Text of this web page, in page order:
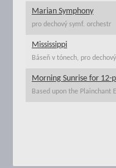
Marian Symphony
pro dechový symf. orchestr
Mississippi
Báseň v tónech, pro
Morning Sunrise for
Based upon the Plainchant